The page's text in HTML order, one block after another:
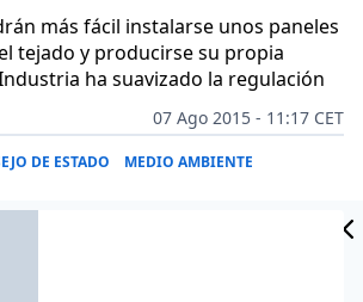
más fácil instalarse unos paneles
tejado y producirse su propia
ha suavizado la regulación
07 Ago 2015 - 11:17 CET
DE ESTADO MEDIO AMBIENTE